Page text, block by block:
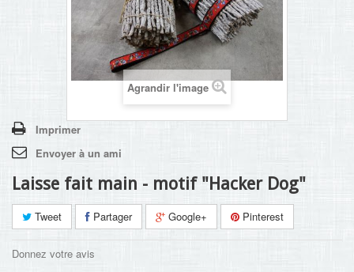
Agrandir l'image
Imprimer
Envoyer à un ami
Laisse fait main - motif "Hacker Dog"
Tweet Partager Google+ Pinterest
Donnez votre avis